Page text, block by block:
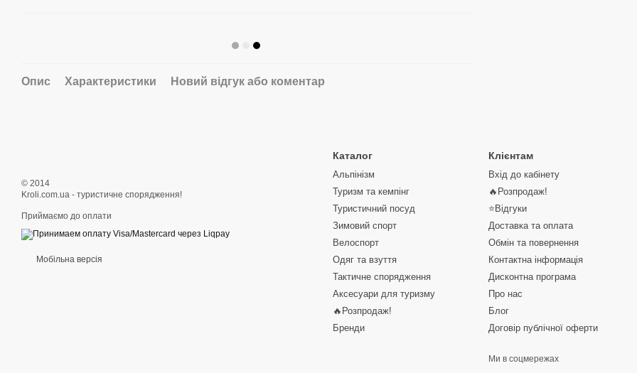
Опис Характеристики Новий відгук або коментар
© 2014
Kroli.com.ua - туристичне спорядження!
Приймаємо до оплати
Мобільна версія
Каталог
Альпінізм
Туризм та кемпінг
Туристичний посуд
Зимовий спорт
Велоспорт
Одяг та взуття
Тактичне спорядження
Аксесуари для туризму
🔥Розпродаж!
Бренди
Клієнтам
Вхід до кабінету
🔥Розпродаж!
⭐Відгуки
Доставка та оплата
Обмін та повернення
Контактна інформація
Дисконтна програма
Про нас
Блог
Договір публічної оферти
Ми в соцмережах